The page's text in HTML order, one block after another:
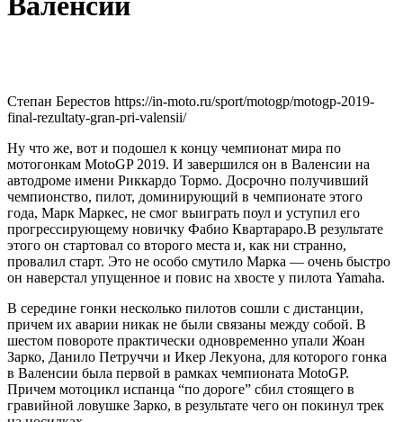
Степан Берестов https://in-moto.ru/sport/motogp/motogp-2019-
final-rezultaty-gran-pri-valensii/
Ну что же, вот и подошел к концу чемпионат мира по
мотогонкам MotoGP 2019. И завершился он в Валенсии на
автодроме имени Риккардо Тормо. Досрочно получивший
чемпионство, пилот, доминирующий в чемпионате этого
года, Марк Маркес, не смог выиграть поул и уступил его
прогрессирующему новичку Фабио Квартараро.В результате
этого он стартовал со второго места и, как ни странно,
провалил старт. Это не особо смутило Марка — очень быстро
он наверстал упущенное и повис на хвосте у пилота Yamaha.
В середине гонки несколько пилотов сошли с дистанции,
причем их аварии никак не были связаны между собой. В
шестом повороте практически одновременно упали Жоан
Зарко, Данило Петруччи и Икер Лекуона, для которого гонка
в Валенсии была первой в рамках чемпионата MotoGP.
Причем мотоцикл испанца “по дороге” сбил стоящего в
гравийной ловушке Зарко, в результате чего он покинул трек